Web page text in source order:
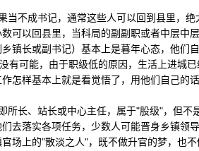
不成书记，通常这些人可以回到县里，绝
可以回县里，当科局的副副职或者中层中
镇长或副书记）基本上是暮年心态，他们
有可能，由于职级低的原因，生活上进城已
怎样基本上就是看觉悟了，用他们自己的话
长、站长或中心主任，属于"股级"，但不
去落实各项任务，少数人可能晋身乡镇领
场上的"散淡之人"，既不做升官的梦，也不